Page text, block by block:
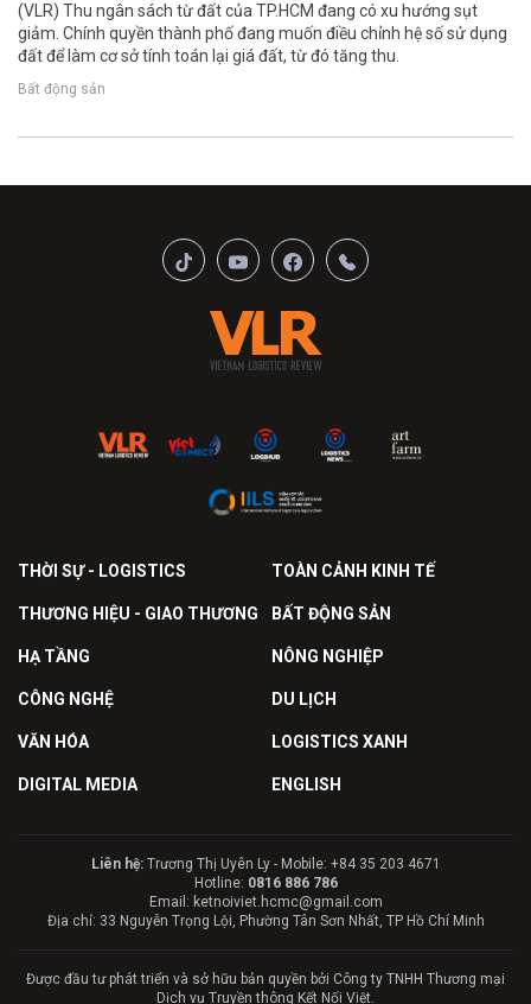
(VLR) Thu ngân sách từ đất của TP.HCM đang có xu hướng sụt
giảm. Chính quyền thành phố đang muốn điều chỉnh hệ số sử dụng
đất để làm cơ sở tính toán lại giá đất, từ đó tăng thu.
Bất động sản
THỜI SỰ - LOGISTICS TOÀN CẢNH KINH TẾ
THƯƠNG HIỆU - GIAO THƯƠNG BẤT ĐỘNG SẢN
HẠ TẦNG NÔNG NGHIỆP
CÔNG NGHỆ DU LỊCH
VĂN HÓA LOGISTICS XANH
DIGITAL MEDIA ENGLISH
Liên hệ:Trương Thị Uyên Ly - Mobile: +84 35 203 4671
Hotline: 0816 886 786
Email: ketnoiviet.hcmc@gmail.com
Địa chỉ: 33 Nguyễn Trọng Lội, Phường Tân Sơn Nhất, TP Hồ Chí Minh
Được đầu tư phát triển và sở hữu bản quyền bởi Công ty TNHH Thương mại
Dịch vụ Truyền thông Kết Nối Việt.